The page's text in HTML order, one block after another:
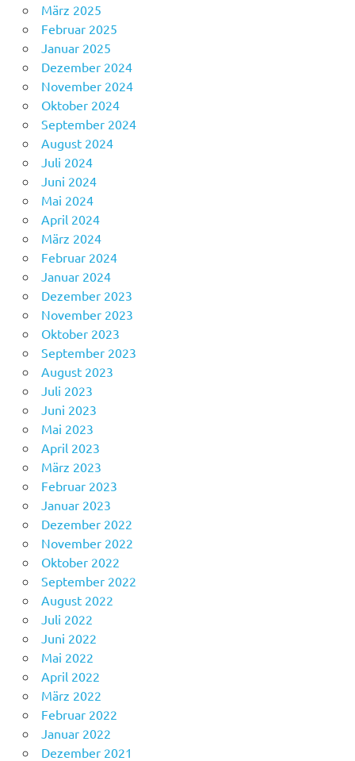
März 2025
Februar 2025
Januar 2025
Dezember 2024
November 2024
Oktober 2024
September 2024
August 2024
Juli 2024
Juni 2024
Mai 2024
April 2024
März 2024
Februar 2024
Januar 2024
Dezember 2023
November 2023
Oktober 2023
September 2023
August 2023
Juli 2023
Juni 2023
Mai 2023
April 2023
März 2023
Februar 2023
Januar 2023
Dezember 2022
November 2022
Oktober 2022
September 2022
August 2022
Juli 2022
Juni 2022
Mai 2022
April 2022
März 2022
Februar 2022
Januar 2022
Dezember 2021